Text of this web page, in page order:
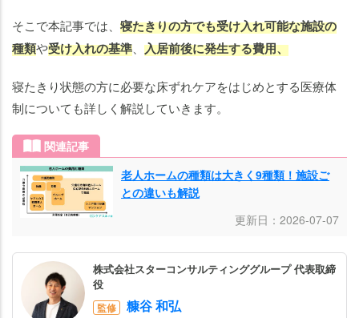
そこで本記事では、 寝たきりの方でも受け入れ可能な施設の
種類や受け入れの基準 入居前後に発生する費用、
寝たきり状態の方に必要な床ずれケアをはじめとする医療体
制についても詳しく解説していきます。
関連記事
老人ホームの種類は大きく9種類！施設ご
との違いも解説
更新日：2026-07-07
株式会社スターコンサルティンググループ 代表取締
役
監修 糠谷 和弘
老
人
健
施
寝
た
き
り
も
入
れ
る